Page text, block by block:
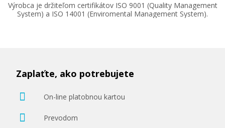
Výrobca je držiteľom certifikátov ISO 9001 (Quality Management
System) a ISO 14001 (Enviromental Management System).
Zaplaťte, ako potrebujete
On-line platobnou kartou
Prevodom